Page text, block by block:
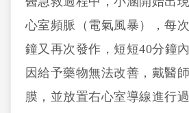
心室頻脈（電氣風暴），每
鐘又再次發作，短短40分鐘
因給予藥物無法改善，戴醫
膜，並放置右心室導線進行